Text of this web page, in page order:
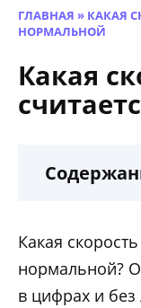
ГЛАВНАЯ » КАКАЯ
НОРМАЛЬНОЙ
Какая
Какая
нормальной?
в цифрах и